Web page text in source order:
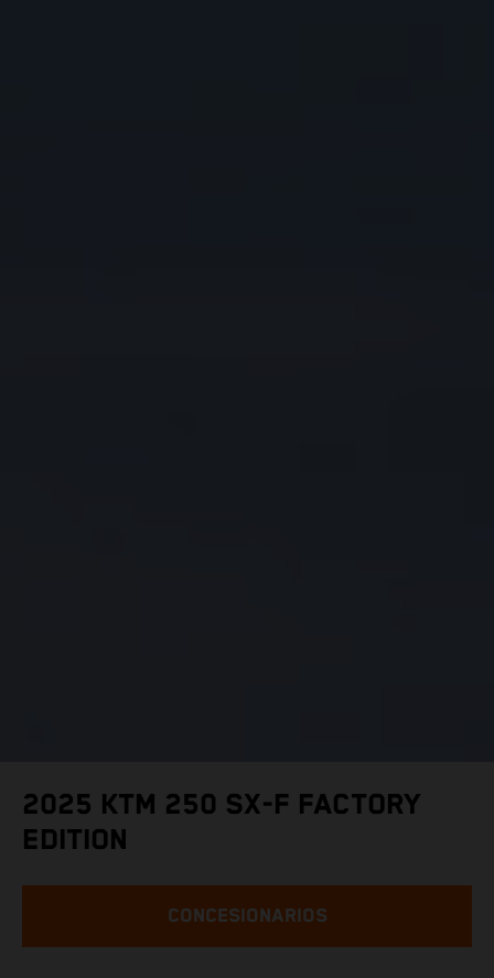
2025 KTM 250 SX-F FACTORY
EDITION
CONCESIONARIOS